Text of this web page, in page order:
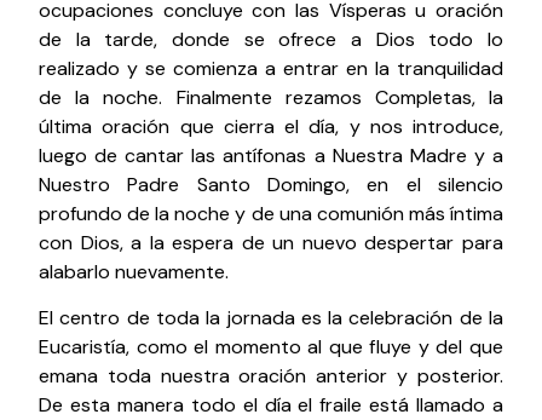
ocupaciones concluye con las Vísperas u oración
de la tarde, donde se ofrece a Dios todo lo
realizado y se comienza a entrar en la tranquilidad
de la noche. Finalmente rezamos Completas, la
última oración que cierra el día, y nos introduce,
luego de cantar las antífonas a Nuestra Madre y a
Nuestro Padre Santo Domingo, en el silencio
profundo de la noche y de una comunión más íntima
con Dios, a la espera de un nuevo despertar para
alabarlo nuevamente.
El centro de toda la jornada es la celebración de la
Eucaristía, como el momento al que fluye y del que
emana toda nuestra oración anterior y posterior.
De esta manera todo el día el fraile está llamado a